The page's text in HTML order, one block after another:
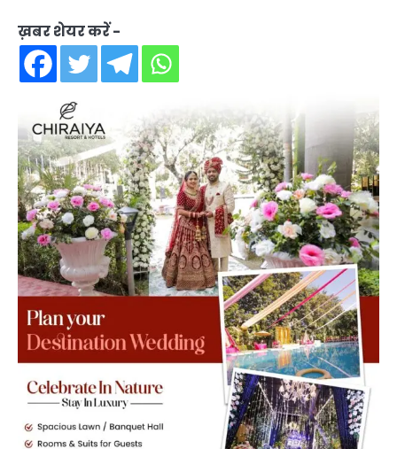
ख़बर शेयर करें -